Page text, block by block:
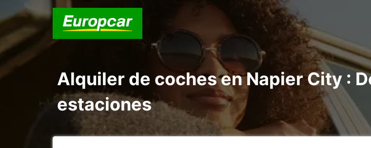
Alquiler de coches en Napier City :
estaciones